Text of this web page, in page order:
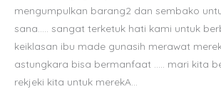
mengumpulkan barang2 dan sembako
sana….. sangat terketuk hati kami untuk
keiklasan ibu made gunasih merawat
astungkara bisa bermanfaat ….. mari kita
rekjeki kita untuk merekA…